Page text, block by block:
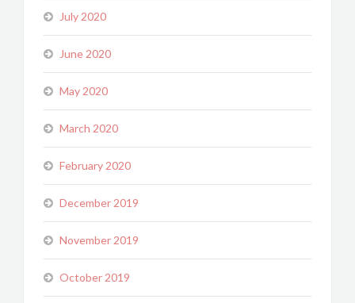
July 2020
June 2020
May 2020
March 2020
February 2020
December 2019
November 2019
October 2019